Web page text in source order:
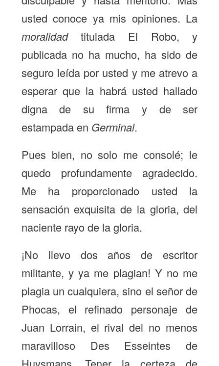
usted conoce ya mis opiniones. La
moralidadtitulada El Robo, y
publicada no ha mucho, ha sido de
seguro leída por usted y me atrevo a
esperar que la habrá usted hallado
digna de su firma y de ser
estampada en Germinal.
Pues bien, no solo me consolé; le
quedo profundamente agradecido.
Me ha proporcionado usted la
sensación exquisita de la gloria, del
naciente rayo de la gloria.
¡No llevo dos años de escritor
militante, y ya me plagian! Y no me
plagia un cualquiera, sino el señor de
Phocas, el refinado personaje de
Juan Lorrain, el rival del no menos
maravilloso Des Esseintes de